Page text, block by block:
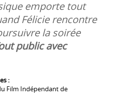
emporte tout
Félicie rencontre
la soirée
public avec
:
Film Indépendant de